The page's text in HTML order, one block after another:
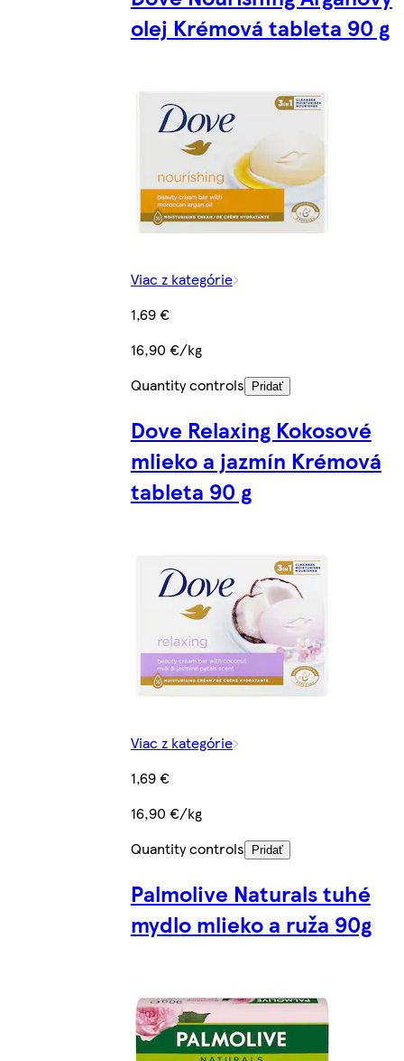
olej Krémová tableta 90 g
Viac z kategórie
1,69 €
16,90 €/kg
Quantity controls
Pridať
Dove Relaxing Kokosové
mlieko a jazmín Krémová
tableta 90 g
Viac z kategórie
1,69 €
16,90 €/kg
Quantity controls
Pridať
Palmolive Naturals tuhé
mydlo mlieko a ruža 90g